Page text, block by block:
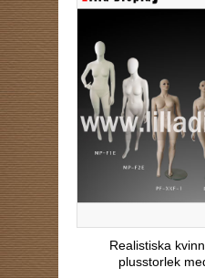
Realistiska
plusstorlek